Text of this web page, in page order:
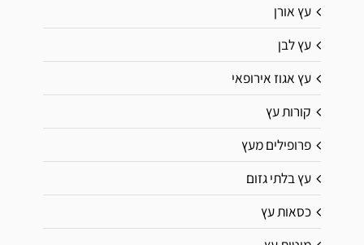
עץ אורן
עץ לבן
עץ אגוז אירופאי
קורות עץ
פרופילים מעץ
עץ בלתי גזום
כסאות עץ